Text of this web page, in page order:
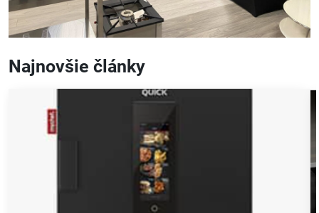
Najnovšie články